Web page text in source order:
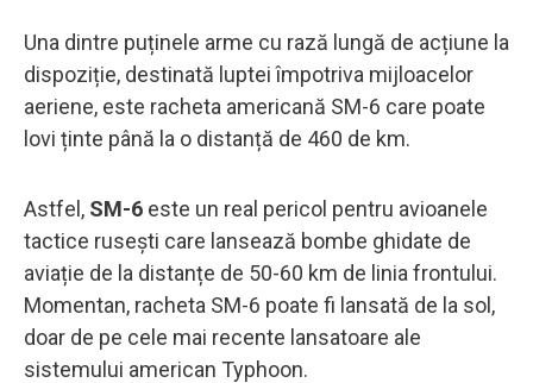
Una dintre puținele arme cu rază lungă de acțiune la
dispoziție, destinată luptei împotriva mijloacelor
aeriene, este racheta americană SM-6 care poate
lovi ținte până la o distanță de 460 de km.
Astfel, SM-6 este un real pericol pentru avioanele
tactice rusești care lansează bombe ghidate de
aviație de la distanțe de 50-60 km de linia frontului.
Momentan, racheta SM-6 poate fi lansată de la sol,
doar de pe cele mai recente lansatoare ale
sistemului american Typhoon.